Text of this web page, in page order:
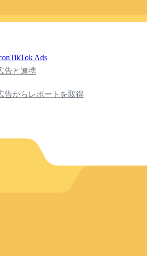
TikTok Ads
告と連携
告からレポートを取得